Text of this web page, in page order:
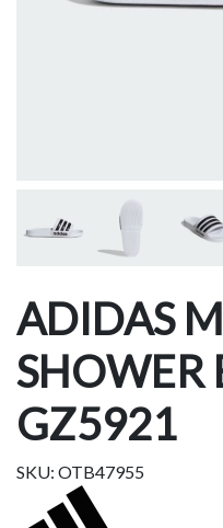
ADIDAS
SHOWER
GZ5921
SKU: OTB47955